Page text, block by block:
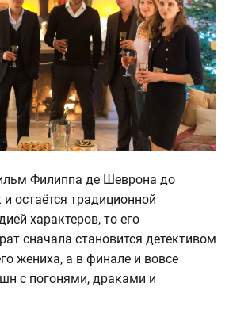
Филиппа де Шеврона до
остаётся традиционной
характеров, то его
сначала становится детективом
жениха, а в финале и вовсе
с погонями, драками и